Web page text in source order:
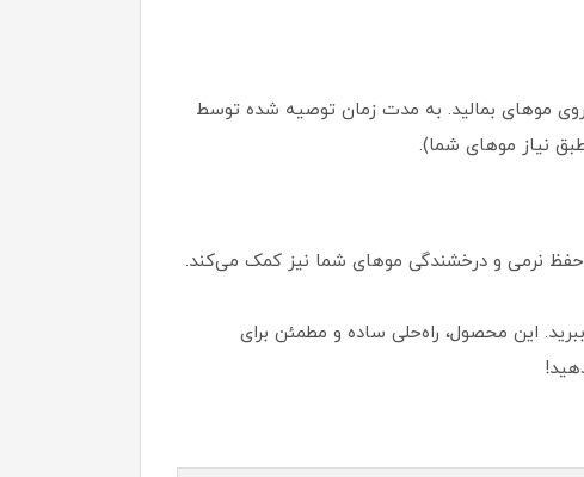
موهای بمالید. به مدت زمان توصیه شده توسط
حفظ نرمی و درخشندگی موهای شما نیز کمک می‌کند.
این محصول، راه‌حلی ساده و مطمئن برای